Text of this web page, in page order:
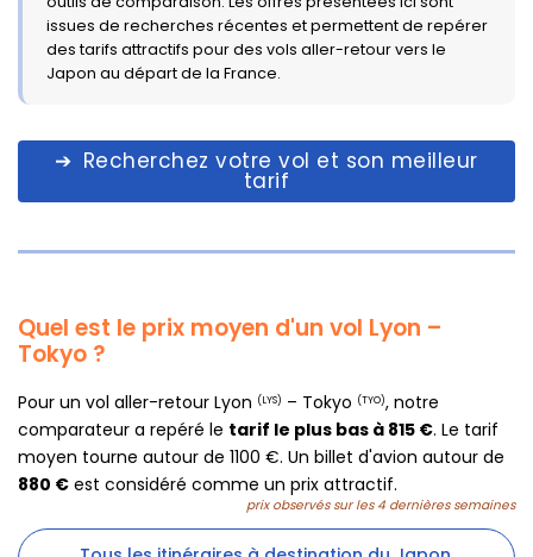
issues de recherches récentes et permettent de repérer
des tarifs attractifs pour des vols aller-retour vers le
Japon au départ de la France.
Recherchez votre vol et son meilleur
tarif
Quel est le prix moyen d'un vol Lyon –
Tokyo ?
Pour un vol aller-retour Lyon (LYS) – Tokyo (TYO), notre
comparateur a repéré le tarif le plus bas à 815 €. Le tarif
moyen tourne autour de 1100 €. Un billet d'avion autour de
880 € est considéré comme un prix attractif.
prix observés sur les 4 dernières semaines